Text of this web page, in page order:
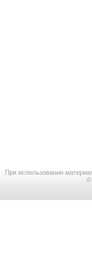
При использовании